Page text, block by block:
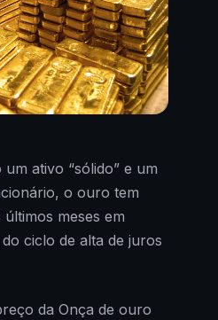
um ativo “sólido” e um
o ouro tem
meses em
ciclo de alta de juros
da Onça de ouro